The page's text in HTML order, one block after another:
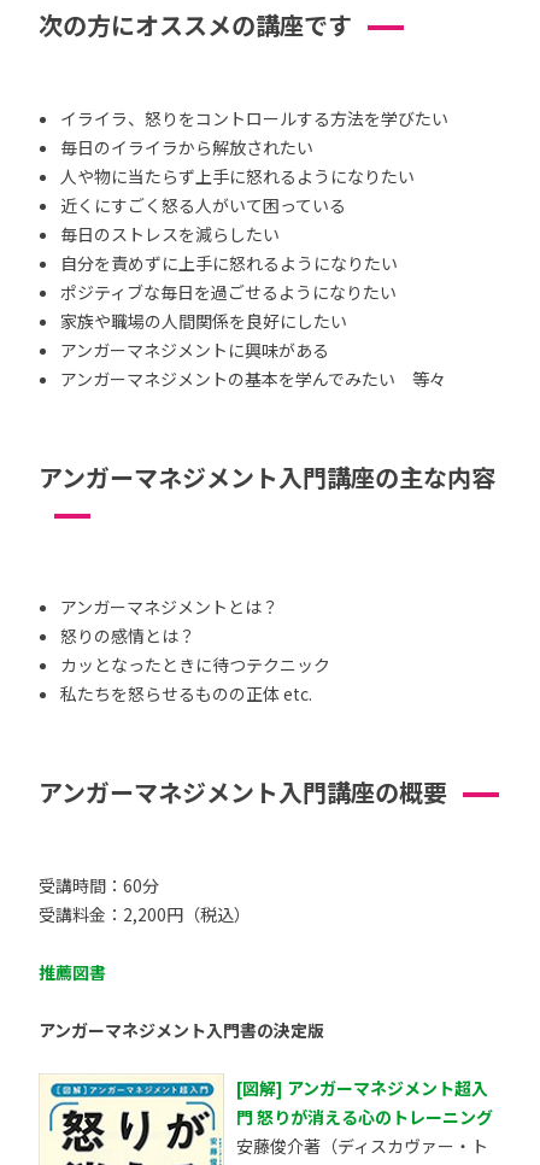
次の方にオススメの講座です
イライラ、怒りをコントロールする方法を学びたい
毎日のイライラから解放されたい
人や物に当たらず上手に怒れるようになりたい
近くにすごく怒る人がいて困っている
毎日のストレスを減らしたい
自分を責めずに上手に怒れるようになりたい
ポジティブな毎日を過ごせるようになりたい
家族や職場の人間関係を良好にしたい
アンガーマネジメントに興味がある
アンガーマネジメントの基本を学んでみたい 等々
アンガーマネジメント入門講座の主な内容
アンガーマネジメントとは？
怒りの感情とは？
カッとなったときに待つテクニック
私たちを怒らせるものの正体 etc.
アンガーマネジメント入門講座の概要
受講時間：60分
受講料金：2,200円（税込）
推薦図書
アンガーマネジメント入門書の決定版
[図解] アンガーマネジメント超入
門 怒りが消える心のトレーニング
安藤俊介著（ディスカヴァー・ト